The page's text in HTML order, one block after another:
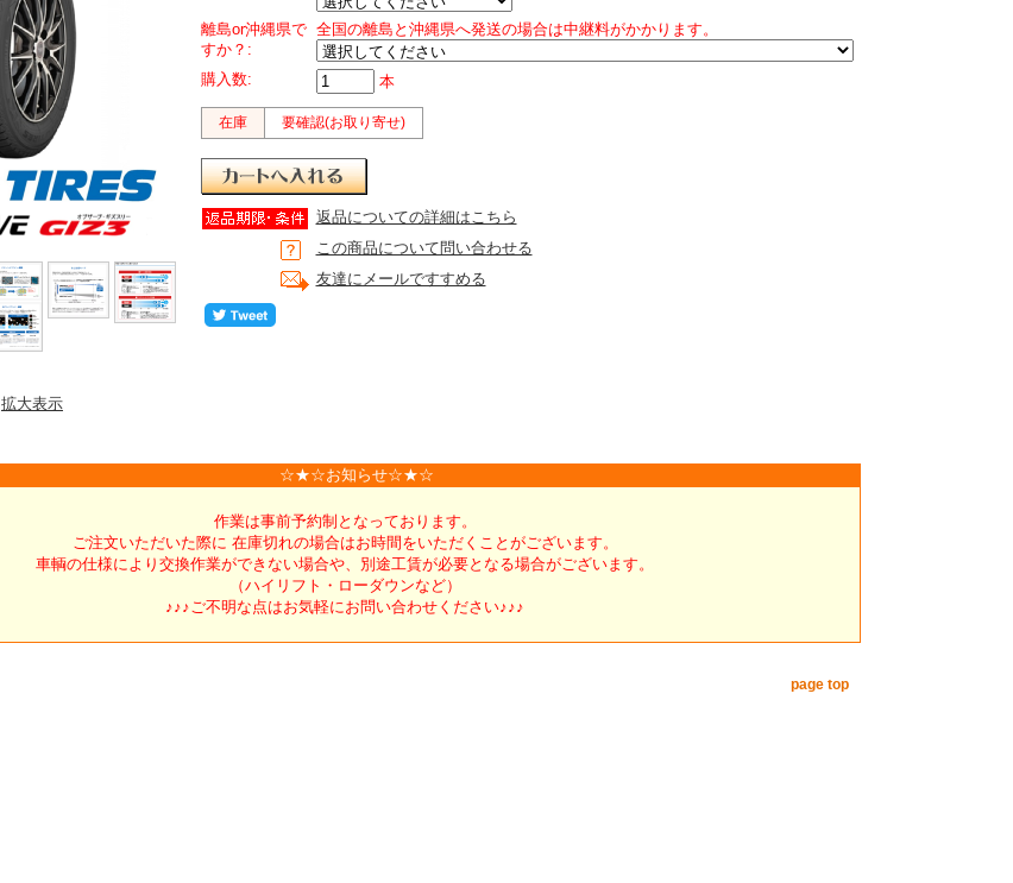
拡大表示
離島or沖縄県で
すか？:
全国の離島と沖縄県へ発送の場合は中継料がかかります。
購入数: 本
在庫 要確認(お取り寄せ)
返品についての詳細はこちら
この商品について問い合わせる
友達にメールですすめる
☆★☆お知らせ☆★☆
作業は事前予約制となっております。
ご注文いただいた際に 在庫切れの場合はお時間をいただくことがございます。
車輌の仕様により交換作業ができない場合や、別途工賃が必要となる場合がございます。
（ハイリフト・ローダウンなど）
♪♪♪ご不明な点はお気軽にお問い合わせください♪♪♪
page top